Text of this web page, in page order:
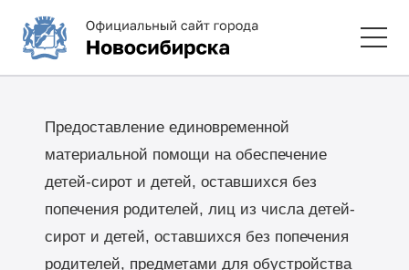
Предоставление единовременной
материальной помощи на обеспечение
детей-сирот и детей, оставшихся без
попечения родителей, лиц из числа детей-
сирот и детей, оставшихся без попечения
родителей, предметами для обустройства